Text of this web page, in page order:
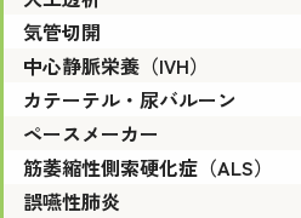
気管切開
中心静脈栄養（IVH）
カテーテル・尿バルーン
ペースメーカー
筋萎縮性側索硬化症（ALS）
誤嚥性肺炎